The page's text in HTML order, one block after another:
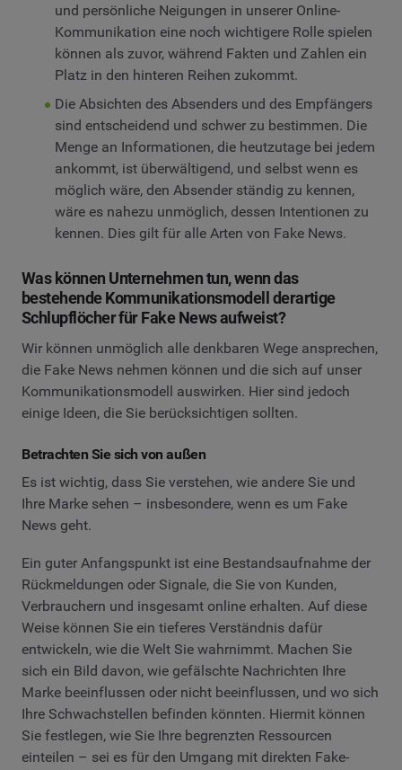
und persönliche Neigungen in unserer Online-
Kommunikation eine noch wichtigere Rolle spielen
können als zuvor, während Fakten und Zahlen ein
Platz in den hinteren Reihen zukommt.
Die Absichten des Absenders und des Empfängers
sind entscheidend und schwer zu bestimmen. Die
Menge an Informationen, die heutzutage bei jedem
ankommt, ist überwältigend, und selbst wenn es
möglich wäre, den Absender ständig zu kennen,
wäre es nahezu unmöglich, dessen Intentionen zu
kennen. Dies gilt für alle Arten von Fake News.
Was können Unternehmen tun, wenn das
bestehende Kommunikationsmodell derartige
Schlupflöcher für Fake News aufweist?
Wir können unmöglich alle denkbaren Wege ansprechen,
die Fake News nehmen können und die sich auf unser
Kommunikationsmodell auswirken. Hier sind jedoch
einige Ideen, die Sie berücksichtigen sollten.
Betrachten Sie sich von außen
Es ist wichtig, dass Sie verstehen, wie andere Sie und
Ihre Marke sehen – insbesondere, wenn es um Fake
News geht.
Ein guter Anfangspunkt ist eine Bestandsaufnahme der
Rückmeldungen oder Signale, die Sie von Kunden,
Verbrauchern und insgesamt online erhalten. Auf diese
Weise können Sie ein tieferes Verständnis dafür
entwickeln, wie die Welt Sie wahrnimmt. Machen Sie
sich ein Bild davon, wie gefälschte Nachrichten Ihre
Marke beeinflussen oder nicht beeinflussen, und wo sich
Ihre Schwachstellen befinden könnten. Hiermit können
Sie festlegen, wie Sie Ihre begrenzten Ressourcen
einteilen – sei es für den Umgang mit direkten Fake-